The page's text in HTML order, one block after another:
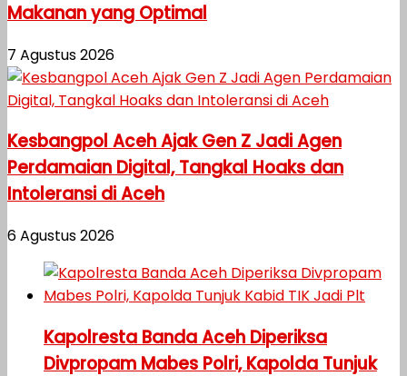
Makanan yang Optimal
7 Agustus 2026
Kesbangpol Aceh Ajak Gen Z Jadi Agen
Perdamaian Digital, Tangkal Hoaks dan
Intoleransi di Aceh
6 Agustus 2026
Kapolresta Banda Aceh Diperiksa
Divpropam Mabes Polri, Kapolda Tunjuk